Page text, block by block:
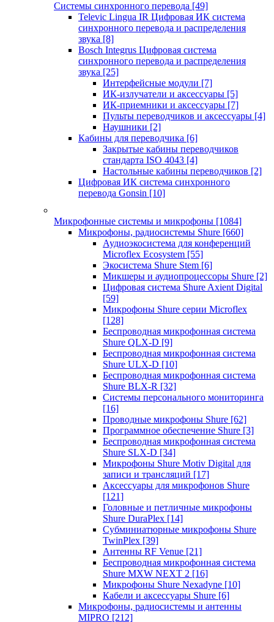
Системы синхронного перевода [49]
Televic Lingua IR Цифровая ИК система
синхронного перевода и распределения
звука [8]
Bosch Integrus Цифровая система
синхронного перевода и распределения
звука [25]
Интерфейсные модули [7]
ИК-излучатели и аксессуары [5]
ИК-приемники и аксессуары [7]
Пульты переводчиков и аксессуары [4]
Наушники [2]
Кабины для переводчика [6]
Закрытые кабины переводчиков
стандарта ISO 4043 [4]
Настольные кабины переводчиков [2]
Цифровая ИК система синхронного
перевода Gonsin [10]
Микрофонные системы и микрофоны [1084]
Микрофоны, радиосистемы Shure [660]
Аудиоэкосистема для конференций
Microflex Ecosystem [55]
Экосистема Shure Stem [6]
Микшеры и аудиопроцессоры Shure [2]
Цифровая система Shure Axient Digital
[59]
Микрофоны Shure серии Microflex
[128]
Беспроводная микрофонная система
Shure QLX-D [9]
Беспроводная микрофонная система
Shure ULX-D [10]
Беспроводная микрофонная система
Shure BLX-R [32]
Системы персонального мониторинга
[16]
Проводные микрофоны Shure [62]
Программное обеспечение Shure [3]
Беспроводная микрофонная система
Shure SLX-D [34]
Микрофоны Shure Motiv Digital для
записи и трансляций [17]
Аксессуары для микрофонов Shure
[121]
Головные и петличные микрофоны
Shure DuraPlex [14]
Субминиатюрные микрофоны Shure
TwinPlex [39]
Антенны RF Venue [21]
Беспроводная микрофонная система
Shure MXW NEXT 2 [16]
Микрофоны Shure Nexadyne [10]
Кабели и аксессуары Shure [6]
Микрофоны, радиосистемы и антенны
MIPRO [212]